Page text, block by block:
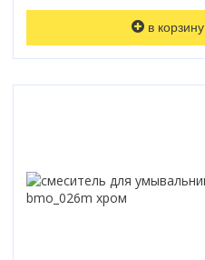
в корзину